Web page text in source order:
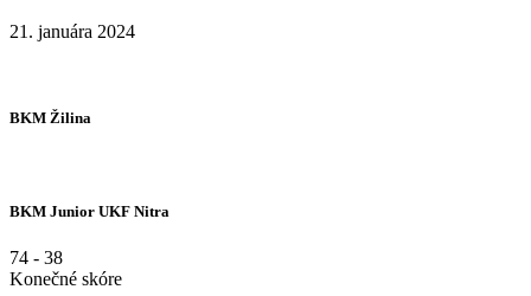
21. januára 2024
BKM Žilina
BKM Junior UKF Nitra
74 - 38
Konečné skóre